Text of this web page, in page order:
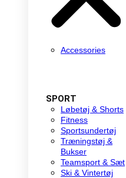
Accessories
SPORT
Løbetøj & Shorts
Fitness
Sportsundertøj
Træningstøj &
Bukser
Teamsport & Sæt
Ski & Vintertøj